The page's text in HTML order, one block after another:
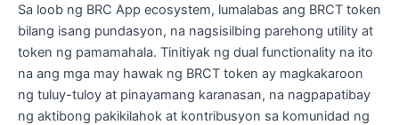
Sa loob ng BRC App ecosystem, lumalabas ang BRCT token
bilang isang pundasyon, na nagsisilbing parehong utility at
token ng pamamahala. Tinitiyak ng dual functionality na ito
na ang mga may hawak ng BRCT token ay magkakaroon
ng tuluy-tuloy at pinayamang karanasan, na nagpapatibay
ng aktibong pakikilahok at kontribusyon sa komunidad ng